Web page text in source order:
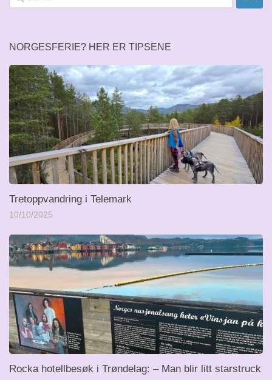
etter:
NORGESFERIE? HER ER TIPSENE
Tretoppvandring i Telemark
10/10/2025
Rocka hotellbesøk i Trøndelag: – Man blir litt starstruck